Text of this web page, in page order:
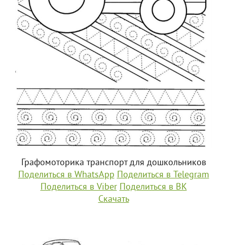
Графомоторика транспорт для дошкольников
Поделиться в WhatsApp Поделиться в Telegram
Поделиться в Viber Поделиться в ВК
Скачать